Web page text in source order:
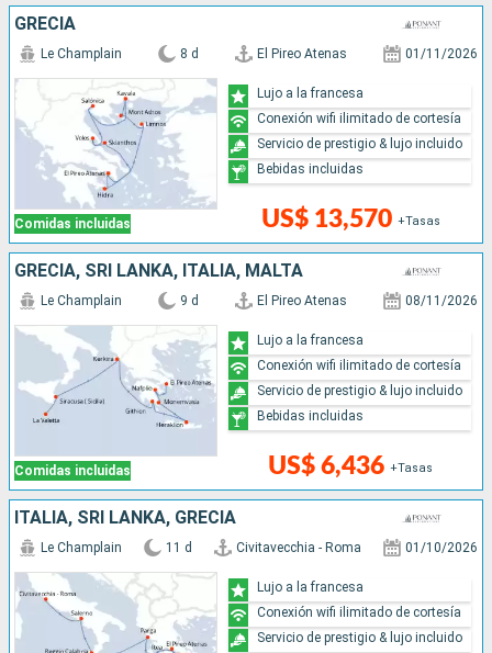
GRECIA
Comidas incluidas
Le Champlain 8 d El Pireo Atenas 01/11/2026
US$ 13,570 +Tasas
Lujo a la francesa
Conexión wifi ilimitado de cortesía
Servicio de prestigio & lujo incluido
Bebidas incluidas
GRECIA, SRI LANKA, ITALIA, MALTA
Comidas incluidas
Le Champlain 9 d El Pireo Atenas 08/11/2026
US$ 6,436 +Tasas
Lujo a la francesa
Conexión wifi ilimitado de cortesía
Servicio de prestigio & lujo incluido
Bebidas incluidas
ITALIA, SRI LANKA, GRECIA
Le Champlain 11 d Civitavecchia - Roma 01/10/2026
Lujo a la francesa
Conexión wifi ilimitado de cortesía
Servicio de prestigio & lujo incluido